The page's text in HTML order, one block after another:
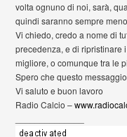
volta ognuno di noi, sarà,
quindi saranno sempre
Vi chiedo, credo a nome di
precedenza, e di ripristinare
migliore, o comunque tra le
Spero che questo
Vi saluto e buon lavoro
Radio Calcio –